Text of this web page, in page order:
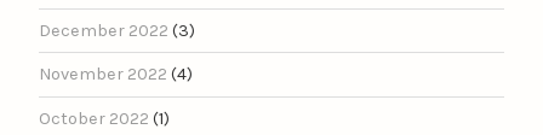
December 2022 (3)
November 2022 (4)
October 2022 (1)